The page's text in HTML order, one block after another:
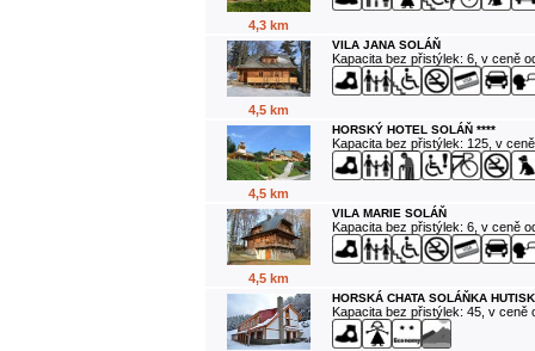
4,3 km
4,5 km
VILA JANA SOLÁŇ
Kapacita bez přistýlek: 6, v ceně
4,5 km
HORSKÝ HOTEL SOLÁŇ ****
Kapacita bez přistýlek: 125, v
4,5 km
VILA MARIE SOLÁŇ
Kapacita bez přistýlek: 6, v ceně
HORSKÁ CHATA SOLÁŇKA
Kapacita bez přistýlek: 45, v ceně